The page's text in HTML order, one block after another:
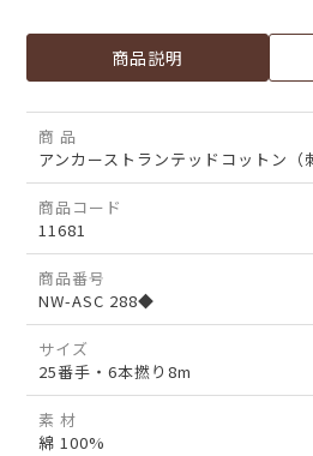
商品説明
商 品
アンカーストランテッドコットン
商品コード
11681
商品番号
NW-ASC 288◆
サイズ
25番手・6本撚り8m
素 材
綿 100%